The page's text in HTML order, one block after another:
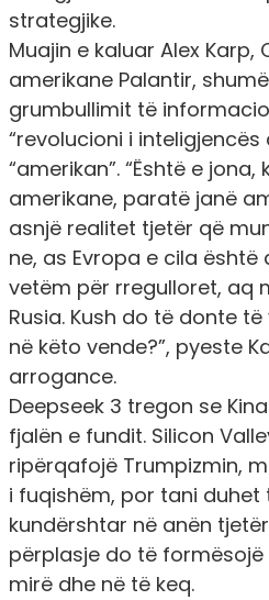
strategjike.
Muajin e kaluar Alex Karp,
amerikane Palantir,
grumbullimit të
“revolucioni i
“amerikan”. “Është e
amerikane, paratë janë
asnjë realitet tjetër që
ne, as Evropa e cila
vetëm për rregulloret, aq
Rusia. Kush do të donte
në këto vende?”, pyeste
arrogance.
Deepseek 3 tregon se
fjalën e fundit. Silicon
ripërqafojë Trumpizmin,
i fuqishëm, por tani
kundërshtar në anën
përplasje do të formësojë
mirë dhe në të keq.